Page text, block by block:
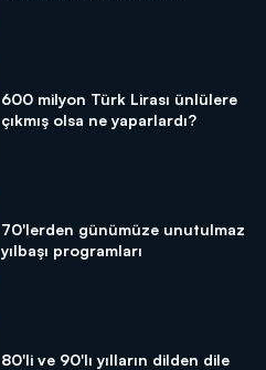
600 milyon Türk Lirası ünlülere
çıkmış olsa ne yaparlardı?
70'lerden günümüze unutulmaz
yılbaşı programları
80'li ve 90'lı yılların dilden dile